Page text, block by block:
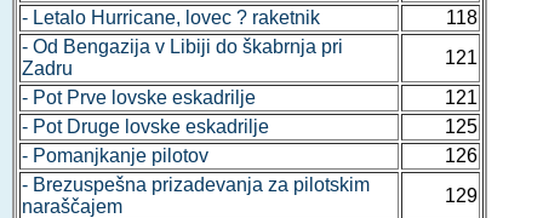
- Letalo Hurricane, lovec ? raketnik
118
- Od Bengazija v Libiji do škabrnja pri
Zadru
121
- Pot Prve lovske eskadrilje
121
- Pot Druge lovske eskadrilje
125
- Pomanjkanje pilotov
126
- Brezuspešna prizadevanja za pilotskim
naraščajem
129